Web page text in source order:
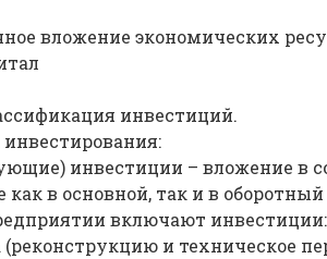
вложение экономических
инвестиций.
инвестирования:
инвестиции – вложение
в основной, так и в
включают инвестиции:
(реконструкцию и техническое